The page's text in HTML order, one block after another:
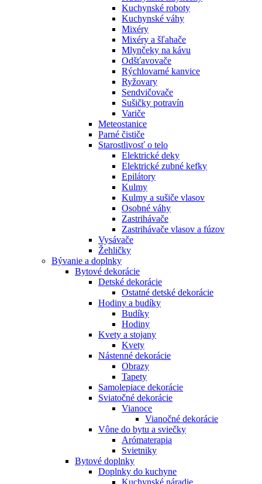
Kuchynské roboty
Kuchynské váhy
Mixéry
Mixéry a šľahače
Mlynčeky na kávu
Odšťavovače
Rýchlovarné kanvice
Ryžovary
Sendvičovače
Sušičky potravín
Variče
Meteostanice
Parné čističe
Starostlivosť o telo
Elektrické deky
Elektrické zubné kefky
Epilátory
Kulmy
Kulmy a sušiče vlasov
Osobné váhy
Zastrihávače
Zastrihávače vlasov a fúzov
Vysávače
Žehličky
Bývanie a doplnky
Bytové dekorácie
Detské dekorácie
Ostatné detské dekorácie
Hodiny a budíky
Budíky
Hodiny
Kvety a stojany
Kvety
Nástenné dekorácie
Obrazy
Tapety
Samolepiace dekorácie
Sviatočné dekorácie
Vianoce
Vianočné dekorácie
Vône do bytu a sviečky
Arómaterapia
Svietniky
Bytové doplnky
Doplnky do kuchyne
Kuchynské náradie